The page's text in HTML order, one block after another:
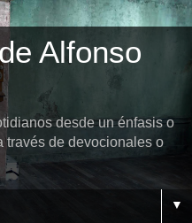
Alfonso
desde un énfasis o
través de devocionales o
▼